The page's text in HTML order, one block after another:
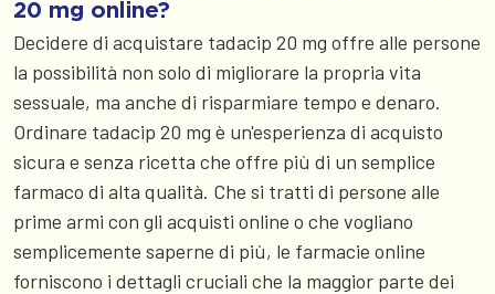
20 mg online?
Decidere di acquistare tadacip 20 mg offre alle persone
la possibilità non solo di migliorare la propria vita
sessuale, ma anche di risparmiare tempo e denaro.
Ordinare tadacip 20 mg è un'esperienza di acquisto
sicura e senza ricetta che offre più di un semplice
farmaco di alta qualità. Che si tratti di persone alle
prime armi con gli acquisti online o che vogliano
semplicemente saperne di più, le farmacie online
forniscono i dettagli cruciali che la maggior parte dei